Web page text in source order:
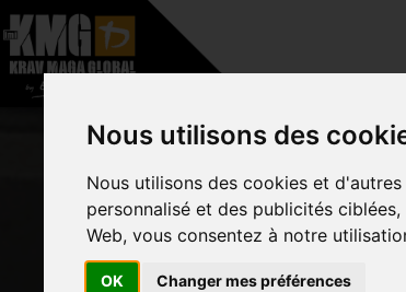
Nous utilisons des
Nous utilisons des cookies et
personnalisé et des publicités
Web, vous consentez à notre
OK Changer mes préférences